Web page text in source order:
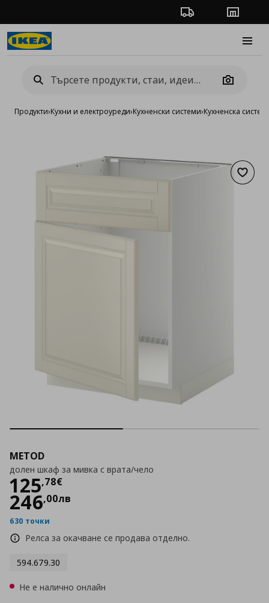
Проследяване на
Camera
Продукти›Кухни и електроуреди›Кухненски системи›Кухненска
METOD
долен шкаф за мивка с врата/чело
125,78€
Цена
246,00лв
630 точки
Релса за окачване се продава отделно.
594.679.30
Не е налично онлайн